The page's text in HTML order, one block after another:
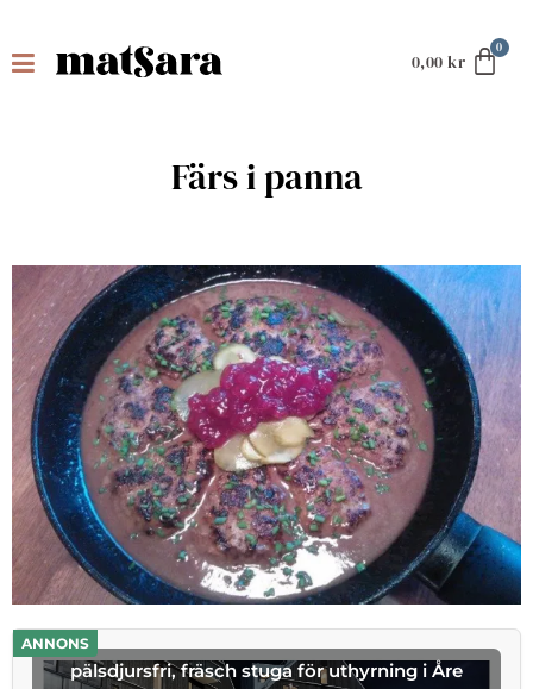
0,00 kr
Färs i panna
ANNONS
pälsdjursfri, fräsch stuga för uthyrning i Åre